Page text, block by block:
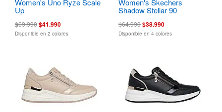
Women's Uno Ryze Scale
Up
$69.990$41.990
Disponible en 2 colores
Women's Skechers
Shadow Stellar 90
$64.990$38.990
Disponible en 4 colores